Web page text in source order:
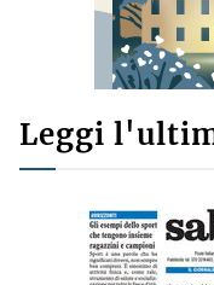
Leggi